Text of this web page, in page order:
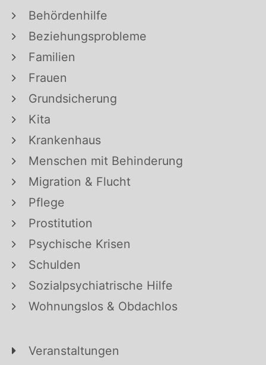
Behördenhilfe
Beziehungsprobleme
Familien
Frauen
Grundsicherung
Kita
Krankenhaus
Menschen mit Behinderung
Migration & Flucht
Pflege
Prostitution
Psychische Krisen
Schulden
Sozialpsychiatrische Hilfe
Wohnungslos & Obdachlos
Veranstaltungen